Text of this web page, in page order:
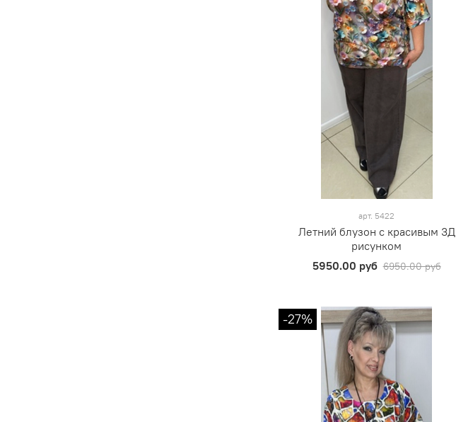
арт. 5422
Летний блузон с красивым 3Д
рисунком
5950.00 руб 6950.00 руб
-27%